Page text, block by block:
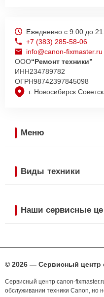
г. Новосибирск
Ежедневно с 9:00 до
+7 (383) 285-58-06
info@canon-fixmaster.ru
ООО“Ремонт техники”
ИНН234789782
ОГРН98742397845098
Меню
Виды техники
Наши сервисные
© 2026 — Сервисный центр
Сервисный центр canon-
обслуживании техники Canon, но